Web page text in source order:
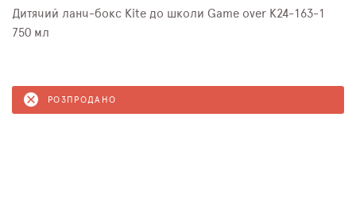
Дитячий ланч-бокс Kite до школи Game over K24-163-1
750 мл
РОЗПРОДАНО